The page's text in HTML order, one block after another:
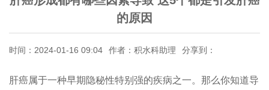
的原因
时间：2024-01-16 09:04 作者：积水科助理 分享到：
肝癌属于一种早期隐秘性特别强的疾病之一。那么你知道导